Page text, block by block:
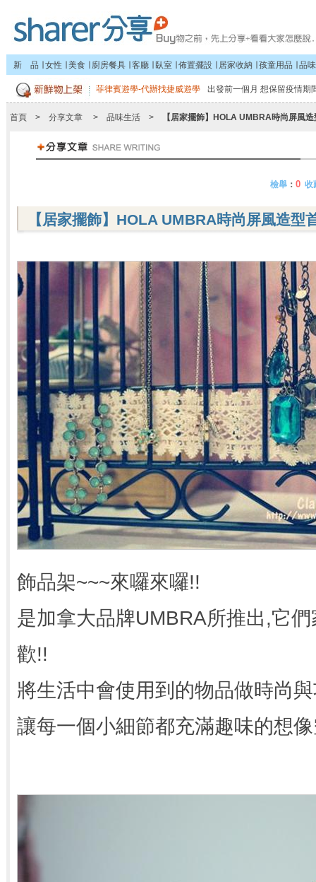
新 品 女性 美食 廚房餐具 客廳 臥室 佈置擺設 居家收納 孩童用品 品
菲律賓遊學-代辦找捷威遊學 出發前一個月 想保留疫情期
首頁 > 分享文章 > 品味生活 > 【居家擺飾】HOLA UMBRA時尚屏風造
檢舉 ： 0 收
【居家擺飾】HOLA UMBRA時尚屏風造型
飾品架~~~來囉來囉!!
是加拿大品牌UMBRA所推出,它
歡!!
將生活中會使用到的物品做時尚
讓每一個小細節都充滿趣味的想